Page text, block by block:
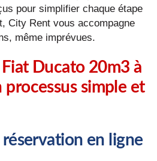
pour simplifier chaque étape
City Rent vous accompagne
même imprévues.
Ducato 20m3 à
processus simple et
réservation en ligne